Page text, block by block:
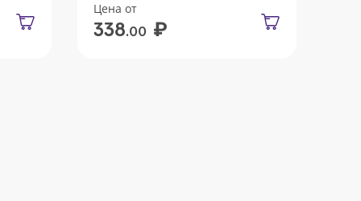
Цена от
338.00 ₽